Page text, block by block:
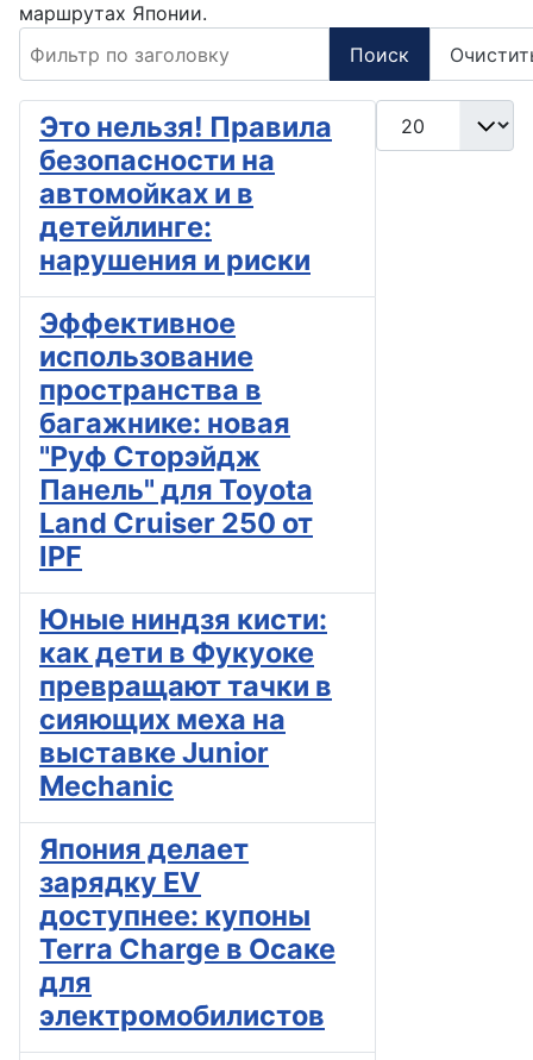
маршрутах Японии.
Поиск
Кол-во строк:
Это нельзя! Правила
безопасности на
автомойках и в
детейлинге:
нарушения и риски
Эффективное
использование
пространства в
багажнике: новая
"Руф Сторэйдж
Панель" для Toyota
Land Cruiser 250 от
IPF
Юные ниндзя кисти:
как дети в Фукуоке
превращают тачки в
сияющих меха на
выставке Junior
Mechanic
Япония делает
зарядку EV
доступнее: купоны
Terra Charge в Осаке
для
электромобилистов